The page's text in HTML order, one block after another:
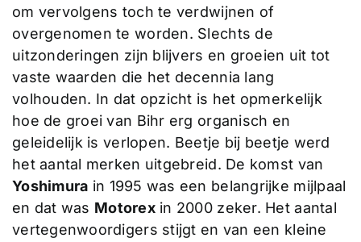
om vervolgens toch te verdwijnen of
overgenomen te worden. Slechts de
uitzonderingen zijn blijvers en groeien uit tot
vaste waarden die het decennia lang
volhouden. In dat opzicht is het opmerkelijk
hoe de groei van Bihr erg organisch en
geleidelijk is verlopen. Beetje bij beetje werd
het aantal merken uitgebreid. De komst van
Yoshimura in 1995 was een belangrijke mijlpaal
en dat was Motorexin 2000 zeker. Het aantal
vertegenwoordigers stijgt en van een kleine